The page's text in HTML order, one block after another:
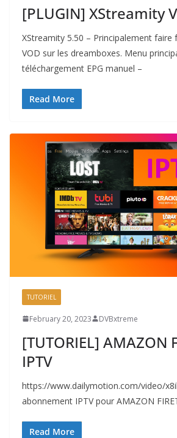
[PLUGIN] XStreamity
XStreamity 5.50 – Principalement faire
VOD sur les dreamboxes. Menu
téléchargement EPG manuel –
Read More
TUTORIEL
February 20, 2023 DVBxtreme
[TUTORIEL] AMAZON
IPTV
https://www.dailymotion.com/video/
abonnement IPTV pour AMAZON
Read More